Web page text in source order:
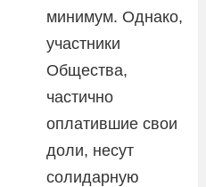
минимум. Однако,
участники
Общества,
частично
оплатившие свои
доли, несут
солидарную